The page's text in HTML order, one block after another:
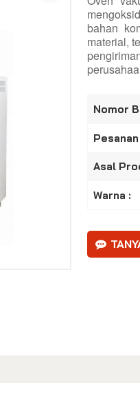
bahan
material,
Nomor
Pesanan
Asal
Warna :